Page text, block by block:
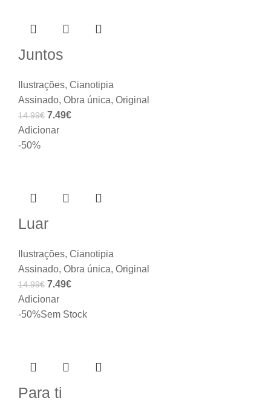
Juntos
Ilustrações, Cianotipia
Assinado, Obra única, Original
14.99€ 7.49€
Adicionar
-50%
Luar
Ilustrações, Cianotipia
Assinado, Obra única, Original
14.99€ 7.49€
Adicionar
-50%Sem Stock
Para ti